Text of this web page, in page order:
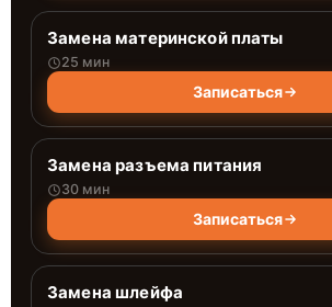
Замена материнской платы
25 мин
Записаться
Замена разъема питания
30 мин
Записаться
Замена шлейфа